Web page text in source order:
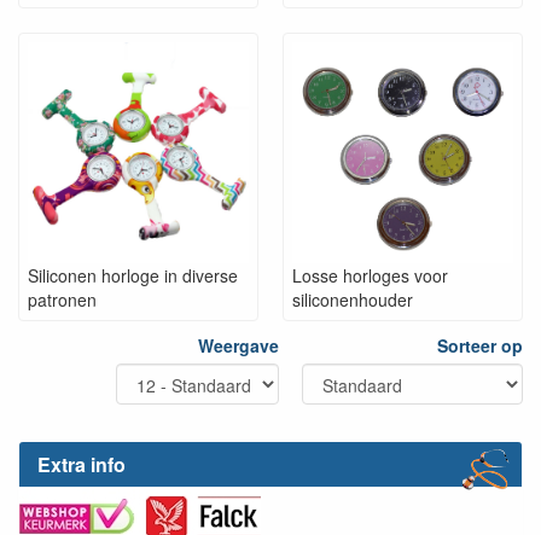
Extra info
Siliconen horloge in diverse
patronen
Losse horloges voor
siliconenhouder
Weergave
Sorteer op